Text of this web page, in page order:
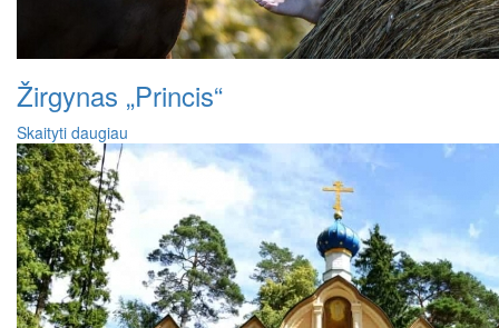
Žirgynas „Princis“
Skaityti daugiau